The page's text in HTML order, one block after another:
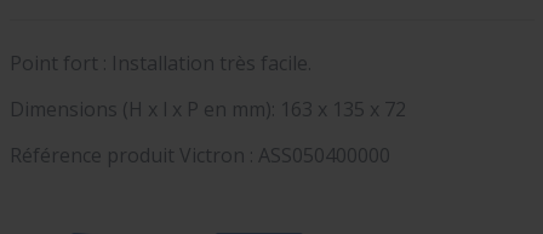
Point fort : Installation très facile.
Dimensions (H x l x P en mm): 163 x 135 x 72
Référence produit Victron : ASS050400000